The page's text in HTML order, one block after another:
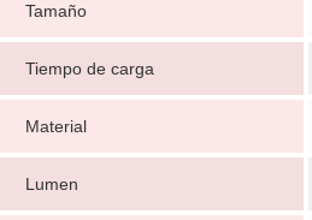
Tamaño
Tiempo de carga
Material
Lumen